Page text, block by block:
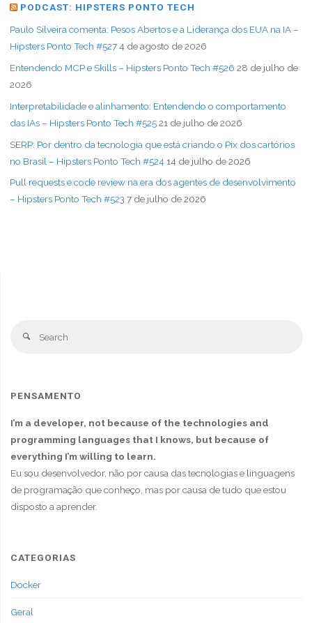
PODCAST: HIPSTERS PONTO TECH
Paulo Silveira comenta: Pesos Abertos e a Liderança dos EUA na IA –
Hipsters Ponto Tech #527 4 de agosto de 2026
Entendendo MCP e Skills – Hipsters Ponto Tech #526 28 de julho de
2026
Interpretabilidade e alinhamento: Entendendo o comportamento
das IAs – Hipsters Ponto Tech #525 21 de julho de 2026
SERP: Por dentro da tecnologia que está criando o Pix dos cartórios
no Brasil – Hipsters Ponto Tech #524 14 de julho de 2026
Pull requests e code review na era dos agentes de desenvolvimento
– Hipsters Ponto Tech #523 7 de julho de 2026
PENSAMENTO
I’m a developer, not because of the technologies and
programming languages that I knows, but because of
everything I’m willing to learn.
Eu sou desenvolvedor, não por causa das tecnologias e linguagens
de programação que conheço, mas por causa de tudo que estou
disposto a aprender.
CATEGORIAS
Docker
Geral